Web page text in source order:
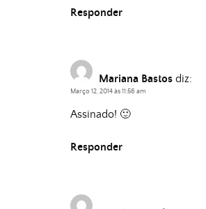
Responder
Mariana Bastos diz:
Março 12, 2014 às 11:56 am
Assinado! 🙂
Responder